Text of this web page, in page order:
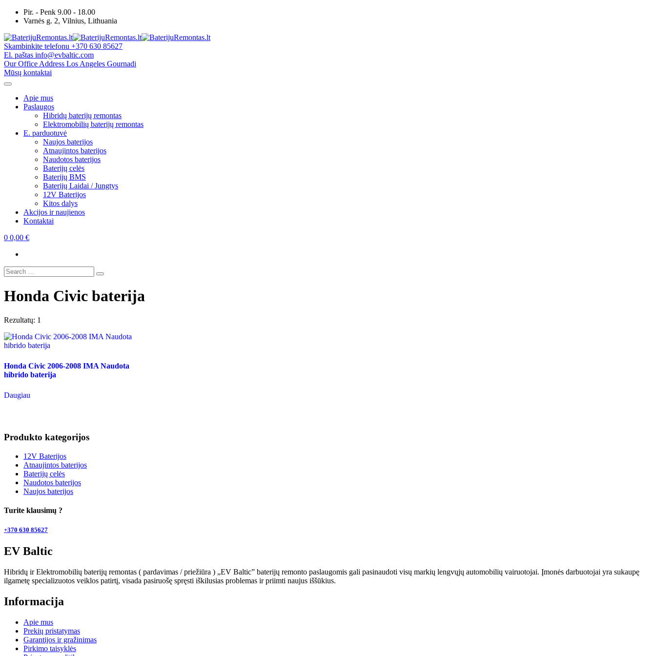
Skip
Pir. - Penk 9.00 - 18.00
Varnės g. 2, Vilnius, Lithuania
Skambinkite telefonu +370 630 85627
El. paštas info@evbaltic.com
Our Office Address Los Angeles Gournadi
Mūsų kontaktai
Apie mus
Paslaugos
Hibridų baterijų remontas
Elektromobilių baterijų remontas
E. parduotuvė
Naujos baterijos
Atnaujintos baterijos
Naudotos baterijos
Baterijų celės
Baterijų BMS
Baterijų Laidai / Jungtys
12V Baterijos
Kitos dalys
Akcijos ir naujienos
Kontaktai
0 0,00 €
Search
for:
Search
Honda Civic baterija
Rezultatų: 1
Honda Civic 2006-2008 IMA Naudota
hibrido baterija
Daugiau
Produkto kategorijos
12V Baterijos
Atnaujintos baterijos
Baterijų celės
Naudotos baterijos
Naujos baterijos
Turite klausimų ?
+370 630 85627
EV Baltic
Hibridų ir Elektromobilių baterijų remontas ( pardavimas / priežiūra ) „EV Baltic” baterijų remonto paslaugomis gali pasinaudoti visų markių lengvųjų automobilių vairuotojai. Įmonės darbuotojai yra sukaupę
ilgametę specializuotos veiklos patirtį, visada pasiruošę spręsti iškilusias problemas ir priimti naujus iššūkius.
Informacija
Apie mus
Prekių pristatymas
Garantijos ir gražinimas
Pirkimo taisyklės